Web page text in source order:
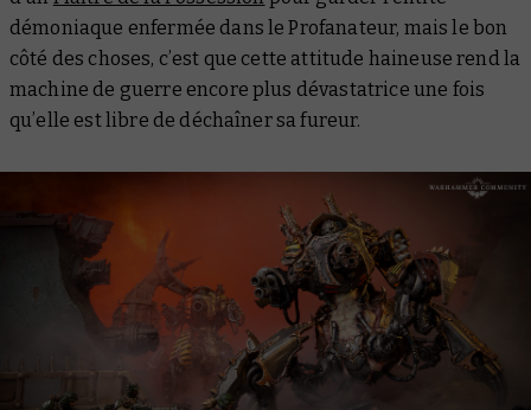
démoniaque enfermée dans le Profanateur, mais le bon
côté des choses, c’est que cette attitude haineuse rend la
machine de guerre encore plus dévastatrice une fois
qu’elle est libre de déchaîner sa fureur.